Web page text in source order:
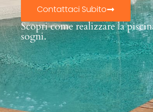
Contattaci Subito
Scopri come realizzare la
sogni.